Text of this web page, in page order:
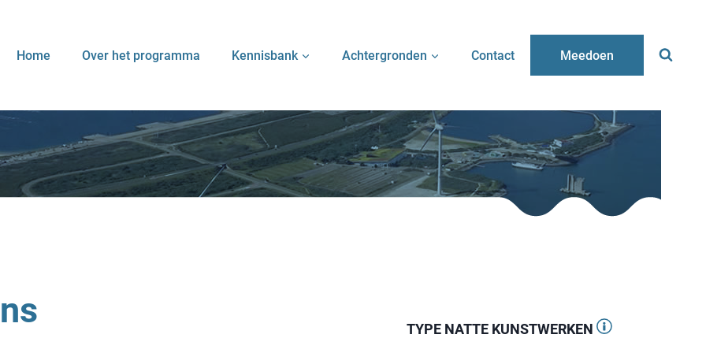
Home Over het programma Kennisbank Achtergronden Contact Meedoen
TYPE NATTE KUNSTWERKEN